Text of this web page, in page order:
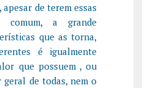
de terem essas
comum, a grande
que as torna,
é igualmente
que possuem , ou
geral de todas, nem o